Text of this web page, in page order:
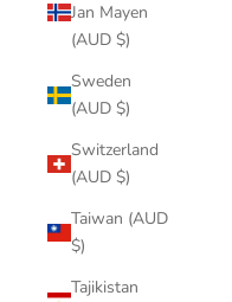
Jan Mayen
(AUD $)
Sweden
(AUD $)
Switzerland
(AUD $)
Taiwan (AUD
$)
Tajikistan